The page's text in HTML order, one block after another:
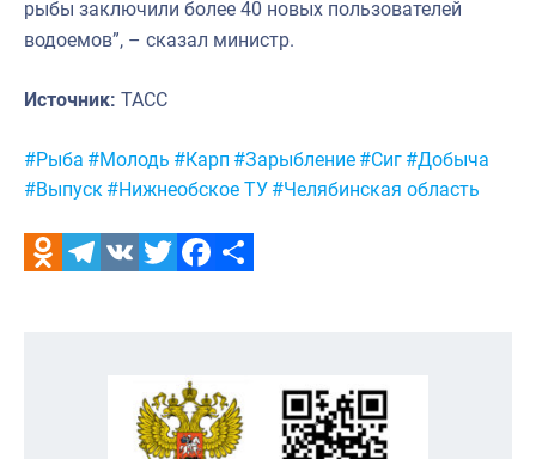
рыбы заключили более 40 новых пользователей
водоемов”, – сказал министр.
Источник: ТАСС
Метки:
#Рыба #Молодь #Карп #Зарыбление #Сиг #Добыча
#Выпуск #Нижнеобское ТУ #Челябинская область